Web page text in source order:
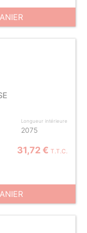
Longueur intérieure
2075
31,72 € T.T.C.